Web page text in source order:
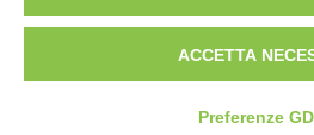
ACCETTA
Preferenze